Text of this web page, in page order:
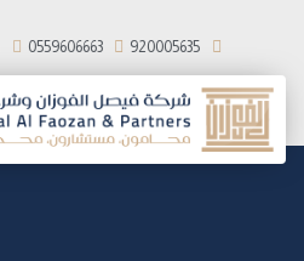
920005635
0559606663